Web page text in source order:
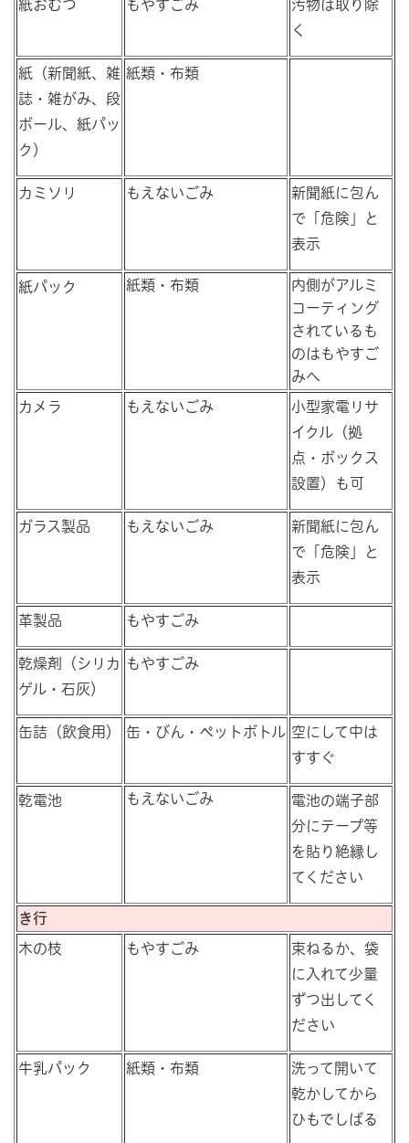
紙おむつ もやすごみ
汚物は取り除
く
紙（新聞紙、雑
誌・雑がみ、段
ボール、紙パッ
ク）
紙類・布類
カミソリ もえないごみ
新聞紙に包ん
で「危険」と
表示
紙パック 紙類・布類
内側がアルミ
コーティング
されているも
のはもやすご
みへ
カメラ もえないごみ
小型家電リサ
イクル（拠
点・ボックス
設置）も可
ガラス製品 もえないごみ
新聞紙に包ん
で「危険」と
表示
革製品 もやすごみ
乾燥剤（シリカ
ゲル・石灰）
もやすごみ
缶詰（飲食用） 缶・びん・ペットボトル 空にして中は
すすぐ
乾電池 もえないごみ
電池の端子部
分にテープ等
を貼り絶縁し
てください
き行
木の枝 もやすごみ
束ねるか、袋
に入れて少量
ずつ出してく
ださい
牛乳パック 紙類・布類
洗って開いて
乾かしてから
ひもでしばる